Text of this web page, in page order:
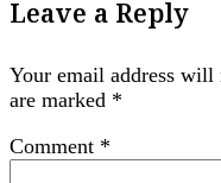
Leave a Reply
Your email address will
are marked *
Comment *